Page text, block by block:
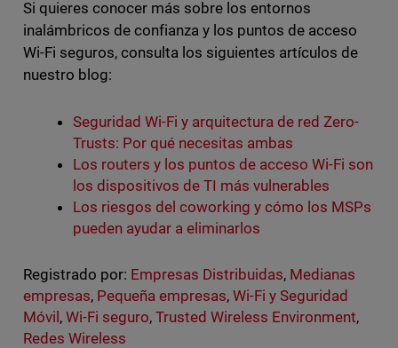
Si quieres conocer más sobre los entornos
inalámbricos de confianza y los puntos de acceso
Wi-Fi seguros, consulta los siguientes artículos de
nuestro blog:
Seguridad Wi-Fi y arquitectura de red Zero-
Trusts: Por qué necesitas ambas
Los routers y los puntos de acceso Wi-Fi son
los dispositivos de TI más vulnerables
Los riesgos del coworking y cómo los MSPs
pueden ayudar a eliminarlos
Registrado por: Empresas Distribuidas, Medianas
empresas, Pequeña empresas, Wi-Fi y Seguridad
Móvil, Wi-Fi seguro, Trusted Wireless Environment,
Redes Wireless